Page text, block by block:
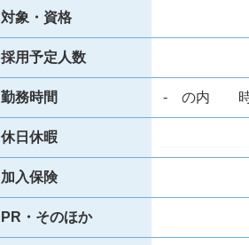
対象・資格
採用予定人数
勤務時間 - の内 時
休日休暇
加入保険
PR・そのほか